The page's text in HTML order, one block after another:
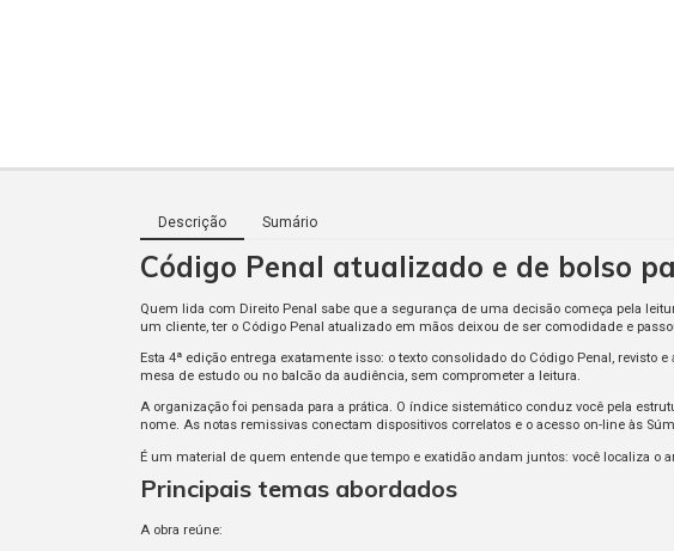
Descrição Sumário
Código Penal atualizado e de bolso
Quem lida com Direito Penal sabe que a segurança de uma decisão começa pela
um cliente, ter o Código Penal atualizado em mãos deixou de ser comodidade e
Esta 4ª edição entrega exatamente isso: o texto consolidado do Código Penal,
mesa de estudo ou no balcão da audiência, sem comprometer a leitura.
A organização foi pensada para a prática. O índice sistemático conduz você pela
nome. As notas remissivas conectam dispositivos correlatos e o acesso on-line às
É um material de quem entende que tempo e exatidão andam juntos: você localiza o
Principais temas abordados
A obra reúne: